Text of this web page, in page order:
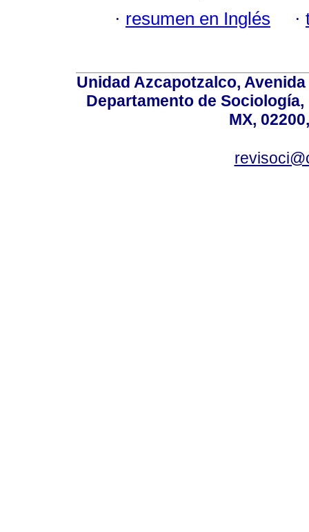
· resumen en Inglés ·
Unidad Azcapotzalco,
Departamento de
MX,